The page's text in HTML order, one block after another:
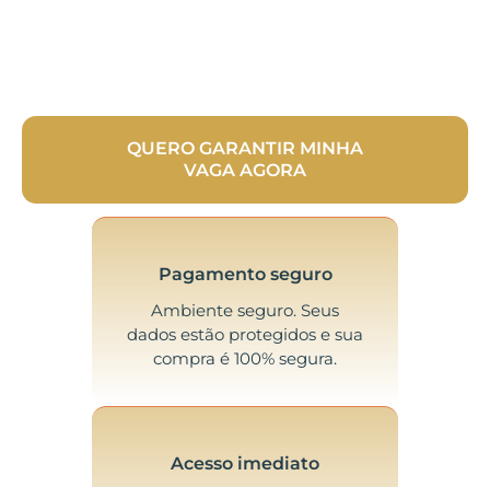
QUERO GARANTIR MINHA
VAGA AGORA
Pagamento seguro
Ambiente seguro. Seus
dados estão protegidos e sua
compra é 100% segura.
Acesso imediato